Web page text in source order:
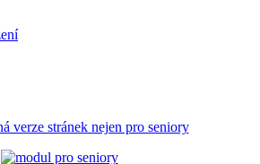
verze stránek nejen pro seniory